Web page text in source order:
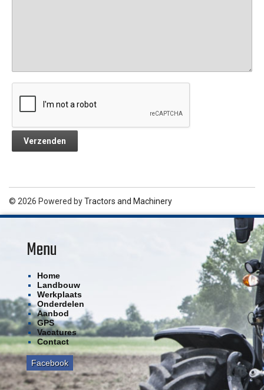
© 2026 Powered byTractors and Machinery
Menu
Home
Landbouw
Werkplaats
Onderdelen
Aanbod
GPS
Vacatures
Contact
Facebook